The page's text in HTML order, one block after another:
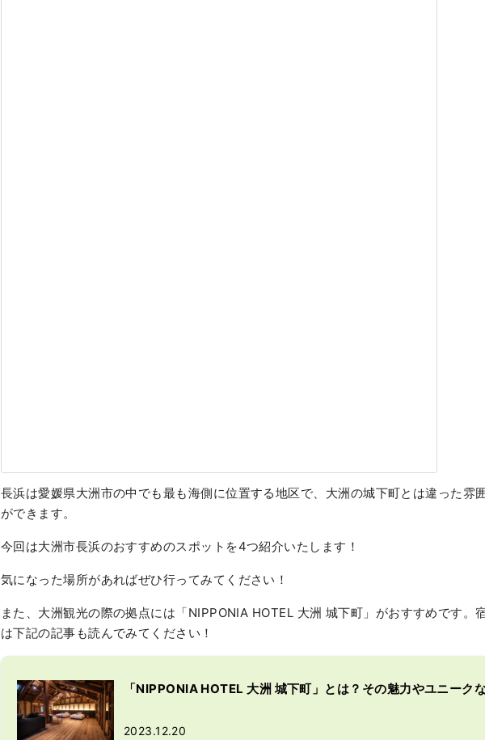
長浜は愛媛県大洲市の中でも最も海側に位置する地区で、大洲の城下町とは違った雰
ができます。
今回は大洲市長浜のおすすめのスポットを4つ紹介いたします！
気になった場所があればぜひ行ってみてください！
また、大洲観光の際の拠点には「NIPPONIA HOTEL 大洲 城下町」がおすすめです。
は下記の記事も読んでみてください！
「NIPPONIA HOTEL 大洲 城下町」とは？その魅力やユニーク
2023.12.20